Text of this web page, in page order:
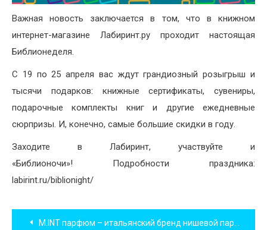
Важная новость заключается в том, что в книжном
интернет-магазине Лабиринт.ру проходит настоящая
Библионеделя.
С 19 по 25 апреля вас ждут грандиозный розыгрыш и
тысячи подарков: книжные сертификаты, сувениры,
подарочные комплекты книг и другие ежедневные
сюрпризы. И, конечно, самые большие скидки в году.
Заходите в Лабиринт, участвуйте и
«Библионочи»! Подробности праздника:
labirint.ru/biblionight/
Навигация
M.INT парфюм – итальянский бренд нишевой парфюмерии